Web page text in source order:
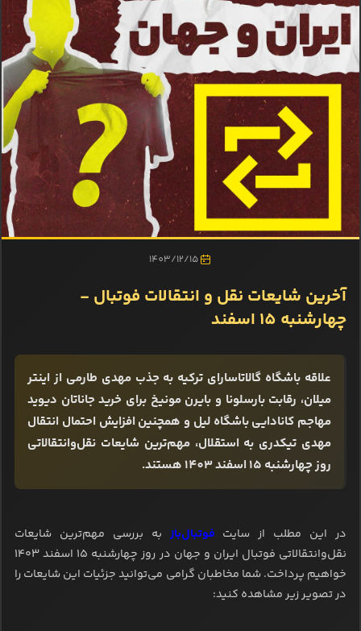
1403/12/15
آخرین شایعات نقل و انتقالات فوتبال -
چهارشنبه 15 اسفند
علاقه باشگاه گالاتاسارای ترکیه به جذب مهدی طارمی از اینتر
میلان، رقابت بارسلونا و بایرن مونیخ برای خرید جاناتان دیوید
مهاجم کانادایی باشگاه لیل و همچنین افزایش احتمال انتقال
مهدی تیکدری به استقلال، مهم‌ترین شایعات نقل‌وانتقالاتی
روز چهارشنبه 15 اسفند 1403 هستند.
در این مطلب از سایت فوتبال‌باز به بررسی مهم‌ترین شایعات
نقل‌وانتقالاتی فوتبال ایران و جهان در روز چهارشنبه ۱۵ اسفند ۱۴۰۳
خواهیم پرداخت. شما مخاطبان گرامی می‌توانید جزئیات این شایعات را
در تصویر زیر مشاهده کنید: